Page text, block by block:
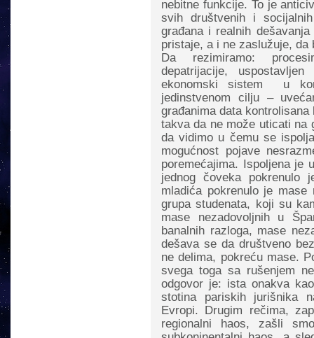
nebitne funkcije. To je
svih društvenih i
građana i realnih
pristaje, a i ne zaslužuje, da
Da rezimiramo:
depatrijacije,
ekonomski sistem u
jedinstvenom cilju –
građanima data
takva da ne može uticati na
da vidimo u čemu se
mogućnost pojave
poremećajima. Ispoljena je
jednog čoveka pokrenulo
mladića pokrenulo je mase
grupa studenata, koji su
mase nezadovoljnih u
banalnih razloga, mase
dešava se da društveno
ne delima, pokreću mase.
svega toga sa rušenjem
odgovor je: ista onakva
stotina pariskih jurišnika
Evropi. Drugim rečima,
regionalni haos, zašli